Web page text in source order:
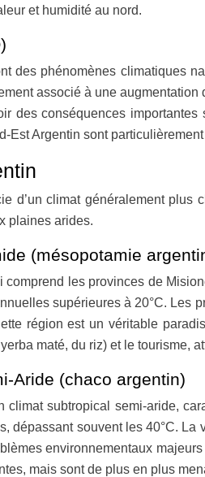
et humidité au nord.
des phénomènes climatiques
associé à une
des conséquences
Est Argentin sont
d’un climat généralement
plaines arides.
(mésopotamie
comprend les provinces de
supérieures à 20°C.
région est un véritable
maté, du riz) et le
Aride (chaco argentin)
climat subtropical semi-aride,
dépassant souvent les 40°C.
environnementaux
mais sont de plus en plus